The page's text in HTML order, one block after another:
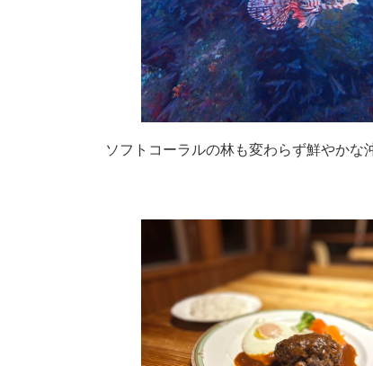
ソフトコーラルの林も変わらず鮮やかな